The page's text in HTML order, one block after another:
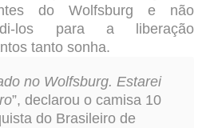
do Wolfsburg e não
los para a liberação
tanto sonha.
no Wolfsburg. Estarei
”, declarou o camisa 10
do Brasileiro de